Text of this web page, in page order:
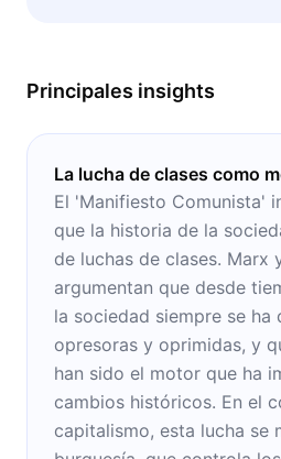
Principales insights
La lucha de clases como
El 'Manifiesto Comunista'
que la historia de la
de luchas de clases. Marx
argumentan que desde
la sociedad siempre se ha
opresoras y oprimidas, y
han sido el motor que ha
cambios históricos. En el
capitalismo, esta lucha se